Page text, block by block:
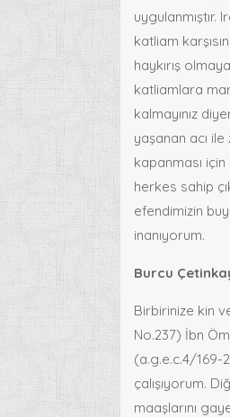
katliam
haykırış
katliamlara
kalmayınız
yaşanan acı
kapanması
herkes sahip
efendimizin
inanıyorum.
Burcu
Birbirinize kin
No.237) İbn
(a.g.e.c.4/169-
çalışıyorum.
maaşlarını